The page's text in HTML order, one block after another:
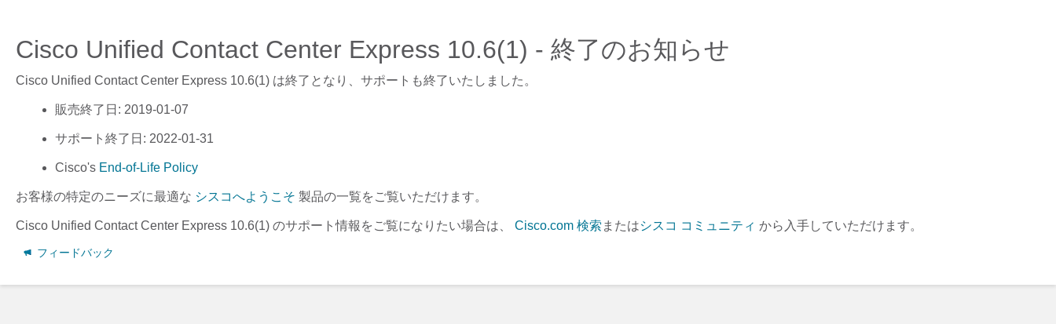
Cisco Unified Contact Center Express 10.6(1) - 終了のお知らせ
Cisco Unified Contact Center Express 10.6(1) は終了となり、サポートも終了いたしました。
販売終了日 : 2019-01-07
サポート終了日 : 2022-01-31
Cisco's End-of-Life Policy
お客様の特定のニーズに最適な シスコへようこそ 製品の一覧をご覧いただけます。
Cisco Unified Contact Center Express 10.6(1) のサポート情報をご覧になりたい場合は、 Cisco.com 検索 またはシスコ コミュニティ から入手していただけます。
フィードバック